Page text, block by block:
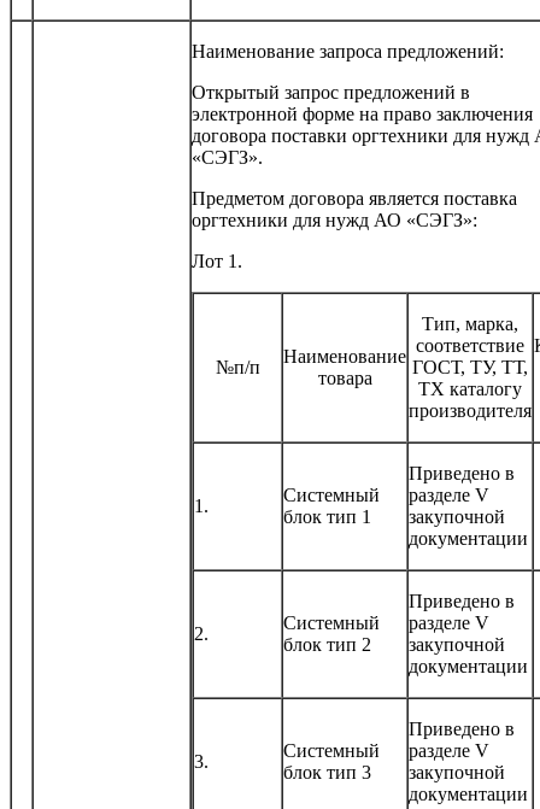
Наименование запроса предложений:
Открытый запрос предложений в
электронной форме на право заключения
договора поставки оргтехники для
«СЭГЗ».
Предметом договора является поставка
оргтехники для нужд АО «СЭГЗ»:
Лот 1.
№п/п
Наименование
товара
Тип, марка,
соответствие
ГОСТ, ТУ, ТТ,
ТХ каталогу
производителя
1.
Системный
блок тип 1
Приведено в
разделе V
закупочной
документации
2.
Системный
блок тип 2
Приведено в
разделе V
закупочной
документации
3.
Системный
блок тип 3
Приведено в
разделе V
закупочной
документации